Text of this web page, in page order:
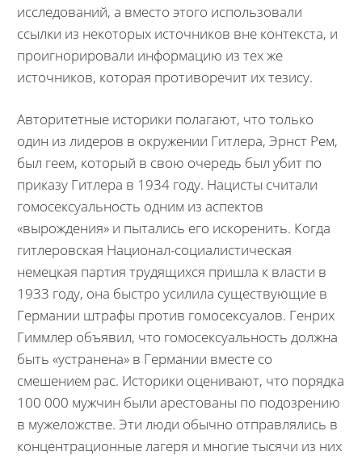
исследований, а вместо этого использовали
ссылки из некоторых источников вне контекста, и
проигнорировали информацию из тех же
источников, которая противоречит их тезису.
Авторитетные историки полагают, что только
один из лидеров в окружении Гитлера, Эрнст Рем,
был геем, который в свою очередь был убит по
приказу Гитлера в 1934 году. Нацисты считали
гомосексуальность одним из аспектов
«вырождения» и пытались его искоренить. Когда
гитлеровская Национал-социалистическая
немецкая партия трудящихся пришла к власти в
1933 году, она быстро усилила существующие в
Германии штрафы против гомосексуалов. Генрих
Гиммлер объявил, что гомосексуальность должна
быть «устранена» в Германии вместе со
смешением рас. Историки оценивают, что порядка
100 000 мужчин были арестованы по подозрению
в мужеложстве. Эти люди обычно отправлялись в
концентрационные лагеря и многие тысячи из них